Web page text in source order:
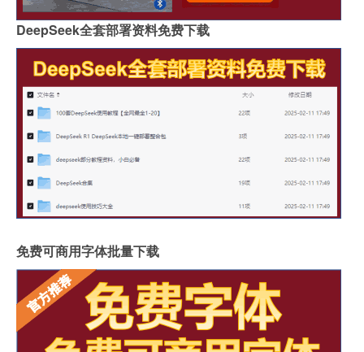
DeepSeek全套部署资料免费下载
免费可商用字体批量下载